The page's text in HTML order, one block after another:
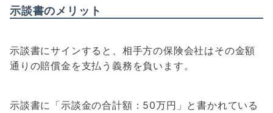
示談書のメリット
示談書にサインすると、相手方の保険会社はその金額
通りの賠償金を支払う義務を負います。
示談書に「示談金の合計額：50万円」と書かれている